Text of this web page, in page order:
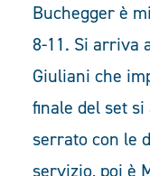
Buchegger è
8-11. Si arriva
Giuliani che
finale del set
serrato con le
servizio, poi è